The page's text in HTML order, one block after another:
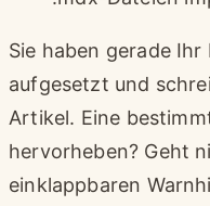
Sie haben gerade
aufgesetzt und
Artikel. Eine
hervorheben? Geht
einklappbaren